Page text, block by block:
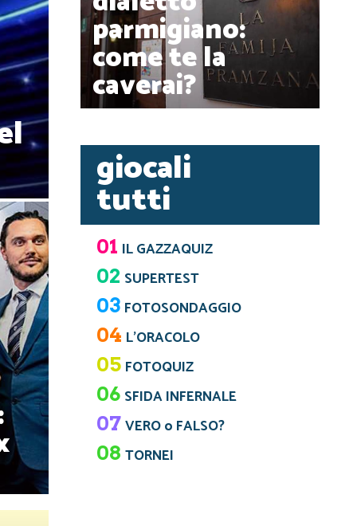
parmigiano:
come te la
caverai?
giocali
tutti
01 IL GAZZAQUIZ
02 SUPERTEST
03 FOTOSONDAGGIO
04 L’ORACOLO
05 FOTOQUIZ
06 SFIDA INFERNALE
07VERO o FALSO?
08 TORNEI